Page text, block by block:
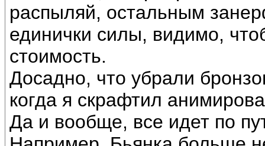
распыляй, остальным
единички силы, видимо,
стоимость.
Досадно, что убрали
когда я скрафтил
Да и вообще, все идет по